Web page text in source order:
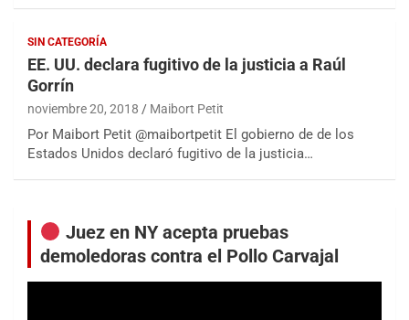
SIN CATEGORÍA
EE. UU. declara fugitivo de la justicia a Raúl
Gorrín
noviembre 20, 2018 Maibort Petit
Por Maibort Petit @maibortpetit El gobierno de de los
Estados Unidos declaró fugitivo de la justicia…
Juez en NY acepta pruebas
demoledoras contra el Pollo Carvajal